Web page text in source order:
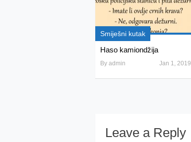
Smiješni kutak
Haso kamiondžija
By admin Jan 1, 2019
Leave a Reply